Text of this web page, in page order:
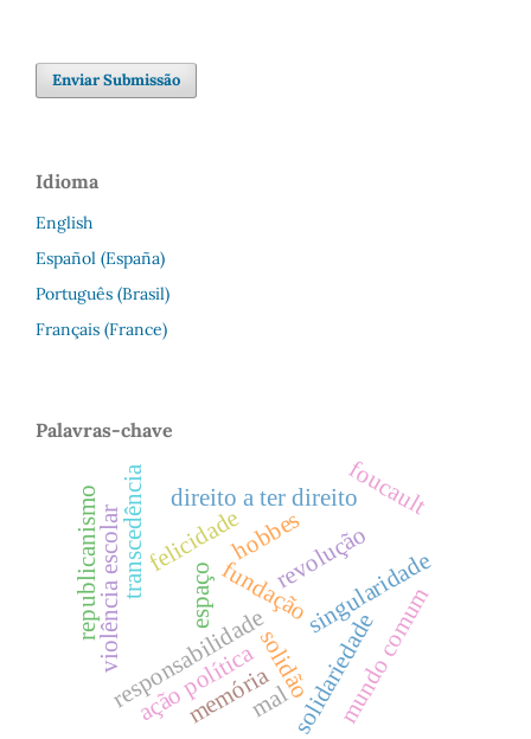
Enviar Submissão
Idioma
English
Español (España)
Português (Brasil)
Français (France)
Palavras-chave
fundação
felicidade
espaço singularidade
responsabilidade
revolução
transcedência
ação política
direito a ter direito
solidariedade
solidão mundo comum
violência escolar
foucault
republicanismo hobbes
memória
mal